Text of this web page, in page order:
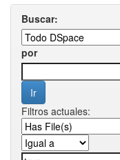
Buscar:
por
Filtros actuales: